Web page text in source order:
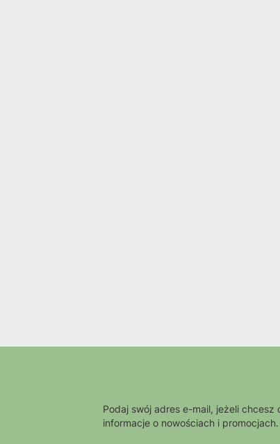
Podaj swój adres e-mail, jeżeli chcesz
informacje o nowościach i promocjach.